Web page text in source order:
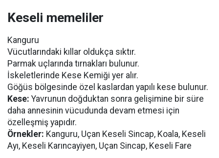
Keseli memeliler
Kanguru
Vücutlarındaki kıllar oldukça sıktır.
Parmak uçlarında tırnakları bulunur.
İskeletlerinde Kese Kemiği yer alır.
Göğüs bölgesinde özel kaslardan yapılı kese bulunur.
Kese: Yavrunun doğduktan sonra gelişimine bir süre
daha annesinin vücudunda devam etmesi için
özelleşmiş yapıdır.
Örnekler: Kanguru, Uçan Keseli Sincap, Koala, Keseli
Ayı, Keseli Karıncayiyen, Uçan Sincap, Keseli Fare